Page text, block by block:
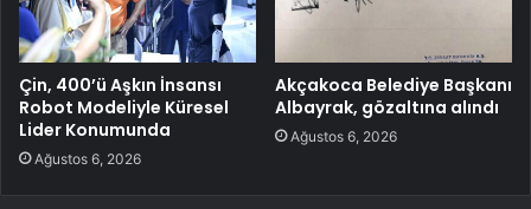
Çin, 400’ü Aşkın İnsansı
Robot Modeliyle Küresel
Lider Konumunda
Ağustos 6, 2026
Akçakoca Belediye Başkanı
Albayrak, gözaltına alındı
Ağustos 6, 2026